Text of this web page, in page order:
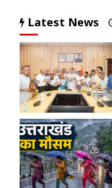
Latest News